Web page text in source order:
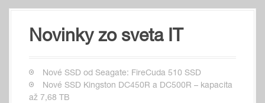
Novinky zo sveta IT
Nové SSD od Seagate: FireCuda 510 SSD
Nové SSD Kingston DC450R a DC500R – kapacita
až 7,68 TB